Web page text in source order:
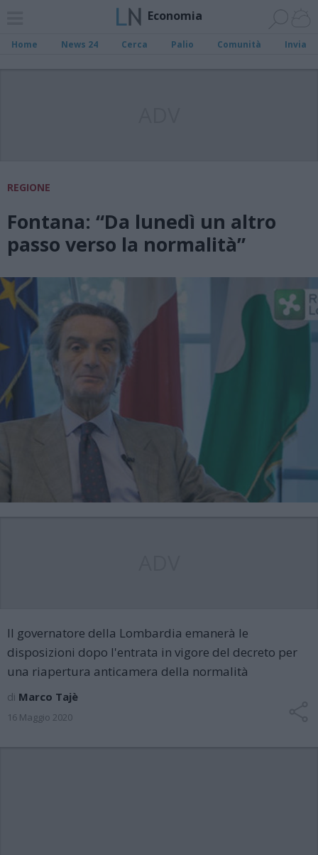
Economia
Home News 24 Cerca Palio Comunità Invia
REGIONE
Fontana: “Da lunedì un altro
passo verso la normalità”
Il governatore della Lombardia emanerà le
disposizioni dopo l'entrata in vigore del decreto per
una riapertura anticamera della normalità
di Marco Tajè
16 Maggio 2020